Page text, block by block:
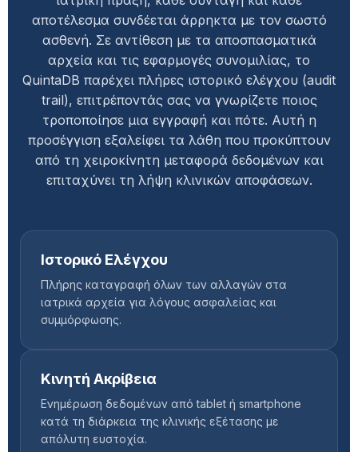
αποτέλεσμα συνδέεται άρρηκτα με τον σωστό
ασθενή. Σε αντίθεση με τα αποσπασματικά
αρχεία και τις εφαρμογές συνομιλίας, το
QuintaDB παρέχει πλήρες ιστορικό ελέγχου (audit
trail), επιτρέποντάς σας να γνωρίζετε ποιος
τροποποίησε μια εγγραφή και πότε. Αυτή η
προσέγγιση εξαλείφει τα λάθη που προκύπτουν
από τη χειροκίνητη μεταφορά δεδομένων και
επιταχύνει τη λήψη κλινικών αποφάσεων.
Ιστορικό Ελέγχου
Πλήρης καταγραφή όλων των αλλαγών στα
ιατρικά αρχεία για λόγους ασφαλείας και
συμμόρφωσης.
Κινητή Ακρίβεια
Ενημέρωση δεδομένων από tablet ή smartphone
κατά τη διάρκεια της κλινικής εξέτασης με
απόλυτη ευστοχία.